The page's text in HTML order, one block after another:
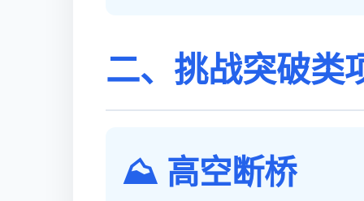
二、挑战突破类
⛰️ 高空断桥